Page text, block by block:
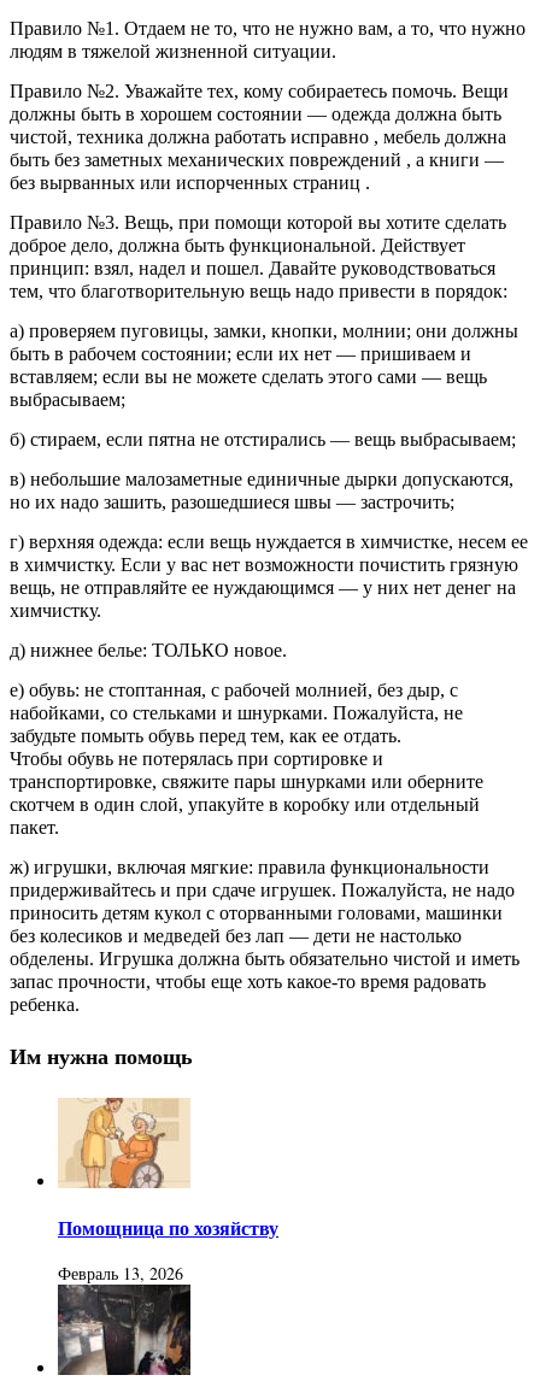
Правило №1. Отдаем не то, что не нужно вам, а то, что нужно
людям в тяжелой жизненной ситуации.
Правило №2. Уважайте тех, кому собираетесь помочь. Вещи
должны быть в хорошем состоянии — одежда должна быть
чистой, техника должна работать исправно , мебель должна
быть без заметных механических повреждений , а книги —
без вырванных или испорченных страниц .
Правило №3. Вещь, при помощи которой вы хотите сделать
доброе дело, должна быть функциональной. Действует
принцип: взял, надел и пошел. Давайте руководствоваться
тем, что благотворительную вещь надо привести в порядок:
а) проверяем пуговицы, замки, кнопки, молнии; они должны
быть в рабочем состоянии; если их нет — пришиваем и
вставляем; если вы не можете сделать этого сами — вещь
выбрасываем;
б) стираем, если пятна не отстирались — вещь выбрасываем;
в) небольшие малозаметные единичные дырки допускаются,
но их надо зашить, разошедшиеся швы — застрочить;
г) верхняя одежда: если вещь нуждается в химчистке, несем ее
в химчистку. Если у вас нет возможности почистить грязную
вещь, не отправляйте ее нуждающимся — у них нет денег на
химчистку.
д) нижнее белье: ТОЛЬКО новое.
е) обувь: не стоптанная, с рабочей молнией, без дыр, с
набойками, со стельками и шнурками. Пожалуйста, не
забудьте помыть обувь перед тем, как ее отдать.
Чтобы обувь не потерялась при сортировке и
транспортировке, свяжите пары шнурками или оберните
скотчем в один слой, упакуйте в коробку или отдельный
пакет.
ж) игрушки, включая мягкие: правила функциональности
придерживайтесь и при сдаче игрушек. Пожалуйста, не надо
приносить детям кукол с оторванными головами, машинки
без колесиков и медведей без лап — дети не настолько
обделены. Игрушка должна быть обязательно чистой и иметь
запас прочности, чтобы еще хоть какое-то время радовать
ребенка.
Им нужна помощь
Помощница по хозяйству
Февраль 13, 2026